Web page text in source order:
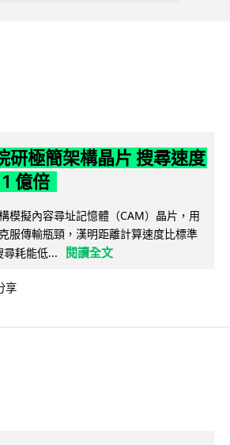
研極簡架構晶片 搜尋速度
億倍
模擬內容尋址記憶體（CAM）晶片，用
服傳輸瓶頸，漢明距離計算速度比標準
尋耗能低...
閱讀全文
享